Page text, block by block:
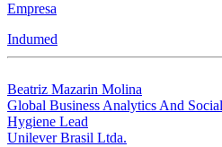
Empresa
Indumed
Beatriz Mazarin Molina
Global Business Analytics And
Hygiene Lead
Unilever Brasil Ltda.